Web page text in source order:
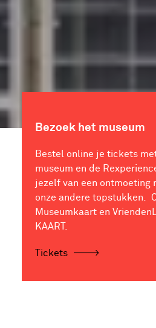
Bezoek het museum
Bestel online je tickets
museum en de
jezelf van een ontmoeting
onze andere topstukken.
Museumkaart en
KAART.
Tickets